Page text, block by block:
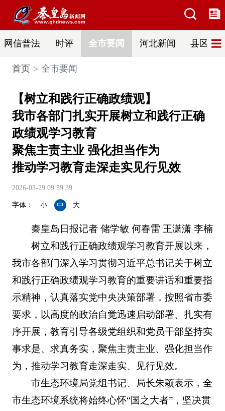
网信普法 时评 全市要闻 河北新闻 县区热
首页 全市要闻
【树立和践行正确政绩观】
我市各部门扎实开展树立和践行正确
政绩观学习教育
聚焦主责主业 强化担当作为
推动学习教育走深走实见行见效
2026-03-29 09:59:39
字体： 小 中 大
秦皇岛日报记者 储学敏 何春雷 王潇潇 李楠
树立和践行正确政绩观学习教育开展以来，
我市各部门深入学习贯彻习近平总书记关于树立
和践行正确政绩观学习教育的重要讲话和重要指
示精神，认真落实党中央决策部署，按照省市委
要求，以高度的政治自觉迅速启动部署、扎实有
序开展，教育引导各级党组织和党员干部坚持实
事求是、求真务实，聚焦主责主业、强化担当作
为，推动学习教育走深走实、见行见效。
市生态环境局党组书记、局长朱颖表示，全
市生态环境系统将始终心怀“国之大者”，坚决贯